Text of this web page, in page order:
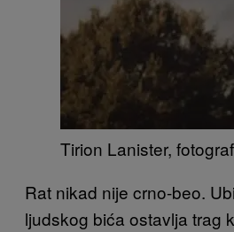
Tirion Lanister,
Rat nikad nije crno-beo.
ljudskog bića ostavlja trag